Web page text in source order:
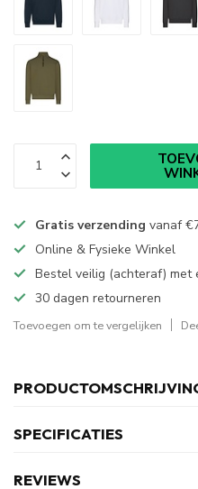
Gratis verzending vanaf
Online & Fysieke Winkel
Bestel veilig (achteraf) met
30 dagen retourneren
Toevoegen om te vergelijken
SPECIFICATIES
REVIEWS